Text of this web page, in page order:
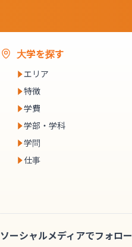
大学を探す
エリア
特徴
学費
学部・学科
学問
仕事
ソーシャルメディアでフォロー